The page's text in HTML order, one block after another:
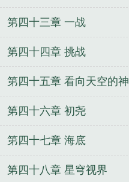
第四十三章 一战
第四十四章 挑战
第四十五章 看向天空的神
第四十六章 初尧
第四十七章 海底
第四十八章 星穹视界